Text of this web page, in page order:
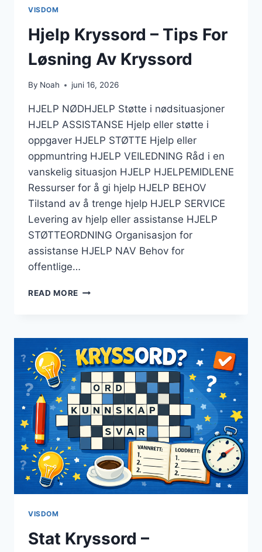
VISDOM
Hjelp Kryssord – Tips For
Løsning Av Kryssord
By Noah juni 16, 2026
HJELP NØDHJELP Støtte i nødsituasjoner
HJELP ASSISTANSE Hjelp eller støtte i
oppgaver HJELP STØTTE Hjelp eller
oppmuntring HJELP VEILEDNING Råd i en
vanskelig situasjon HJELP HJELPEMIDLENE
Ressurser for å gi hjelp HJELP BEHOV
Tilstand av å trenge hjelp HJELP SERVICE
Levering av hjelp eller assistanse HJELP
STØTTEORDNING Organisasjon for
assistanse HJELP NAV Behov for
offentlige…
READ MORE HJELP
FOR
LØSNING
AV
KRYSSORD
VISDOM
Stat Kryssord –